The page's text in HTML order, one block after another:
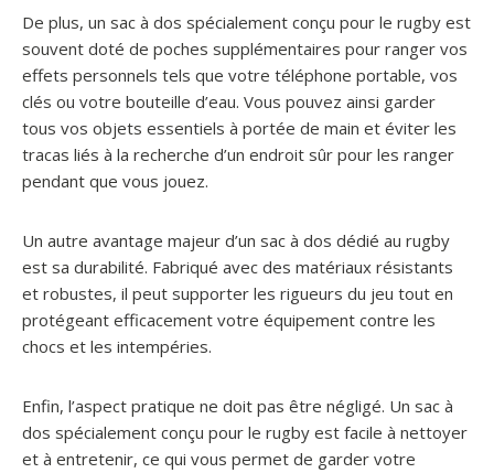
De plus, un sac à dos spécialement conçu pour le rugby est
souvent doté de poches supplémentaires pour ranger vos
effets personnels tels que votre téléphone portable, vos
clés ou votre bouteille d’eau. Vous pouvez ainsi garder
tous vos objets essentiels à portée de main et éviter les
tracas liés à la recherche d’un endroit sûr pour les ranger
pendant que vous jouez.
Un autre avantage majeur d’un sac à dos dédié au rugby
est sa durabilité. Fabriqué avec des matériaux résistants
et robustes, il peut supporter les rigueurs du jeu tout en
protégeant efficacement votre équipement contre les
chocs et les intempéries.
Enfin, l’aspect pratique ne doit pas être négligé. Un sac à
dos spécialement conçu pour le rugby est facile à nettoyer
et à entretenir, ce qui vous permet de garder votre